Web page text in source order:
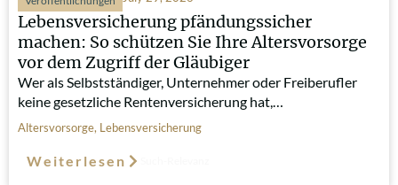
Lebensversicherung pfändungssicher
machen: So schützen Sie Ihre Altersvorsorge
vor dem Zugriff der Gläubiger
Wer als Selbstständiger, Unternehmer oder Freiberufler
keine gesetzliche Rentenversicherung hat,…
Altersvorsorge, Lebensversicherung
Weiterlesen